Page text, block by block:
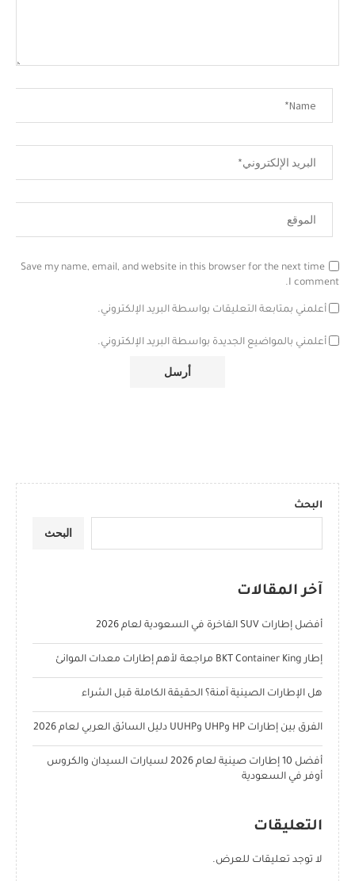
Save my name, email, and website in this browser for the next time
I comment.
أعلمني بمتابعة التعليقات بواسطة البريد الإلكتروني.
أعلمني بالمواضيع الجديدة بواسطة البريد الإلكتروني.
البحث
البحث
آخر المقالات
أفضل إطارات SUV الفاخرة في السعودية لعام 2026
إطار BKT Container King مراجعة لأهم إطارات معدات الموانئ
هل الإطارات الصينية آمنة؟ الحقيقة الكاملة قبل الشراء
الفرق بين إطارات HP وUHP وUUHP دليل السائق العربي لعام 2026
أفضل 10 إطارات صينية لعام 2026 لسيارات السيدان والكروس
أوفر في السعودية
التعليقات
لا توجد تعليقات للعرض.